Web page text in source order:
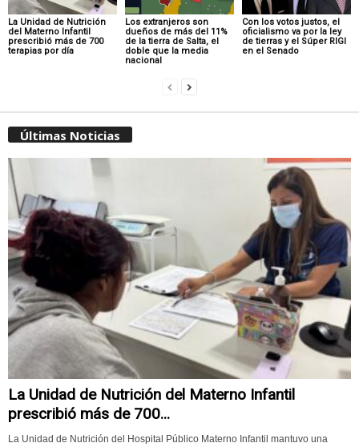
La Unidad de Nutrición
del Materno Infantil
prescribió más de 700
terapias por día
Los extranjeros son
dueños de más del 11%
de la tierra de Salta, el
doble que la media
nacional
Con los votos justos, el
oficialismo va por la ley
de tierras y el Súper RIGI
en el Senado
Últimas Noticias
La Unidad de Nutrición del Materno Infantil
prescribió más de 700...
La Unidad de Nutrición del Hospital Público Materno Infantil mantuvo una